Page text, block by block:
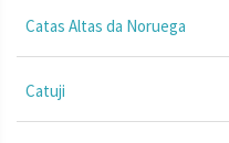
Catas Altas da Noruega
Catuji